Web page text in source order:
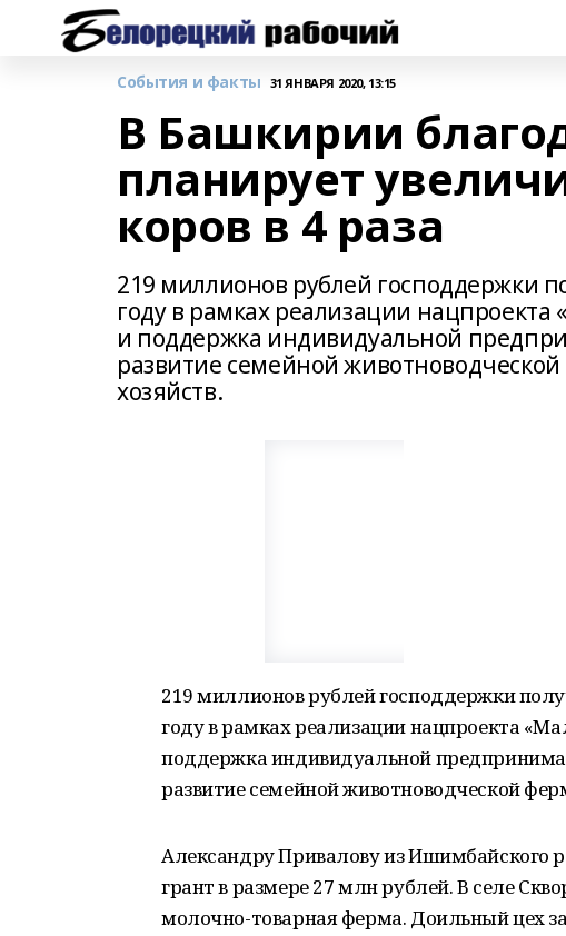
События и факты 31 ЯНВАРЯ 2020, 13:15
В Башкирии
планирует
коров в 4 раза
219 миллионов рублей
году в рамках реализации
и поддержка индивидуальной
развитие семейной
хозяйств.
219 миллионов рублей господдержки
году в рамках реализации нацпроекта
поддержка индивидуальной
развитие семейной животноводческой
Александру Привалову из Ишимбайского
грант в размере 27 млн рублей. В селе
молочно-товарная ферма. Доильный цех